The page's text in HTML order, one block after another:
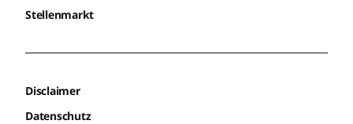
Stellenmarkt
Disclaimer
Datenschutz